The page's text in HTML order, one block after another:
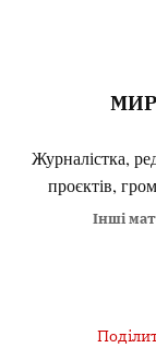
Журналістка,
проєктів,
Інші